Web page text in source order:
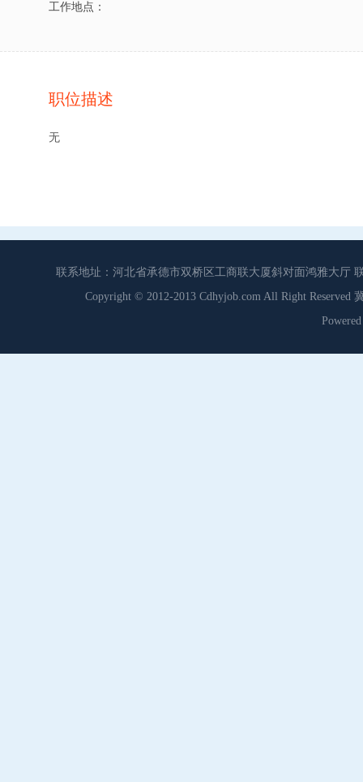
工作地点：
职位描述
无
联系地址：河北省承德市双桥区工商联大厦斜对面鸿雅大厅
Copyright © 2012-2013 Cdhyjob.com All Right Reserved